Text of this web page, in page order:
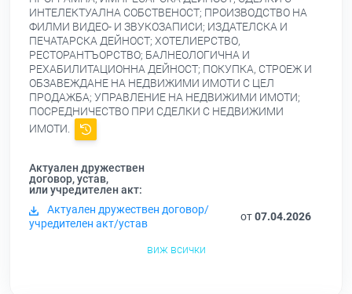
ИНТЕЛЕКТУАЛНА СОБСТВЕНОСТ; ПРОИЗВОДСТВО НА
ФИЛМИ ВИДЕО- И ЗВУКОЗАПИСИ; ИЗДАТЕЛСКА И
ПЕЧАТАРСКА ДЕЙНОСТ; ХОТЕЛИЕРСТВО,
РЕСТОРАНТЪОРСТВО; БАЛНЕОЛОГИЧНА И
РЕХАБИЛИТАЦИОННА ДЕЙНОСТ; ПОКУПКА, СТРОЕЖ И
ОБЗАВЕЖДАНЕ НА НЕДВИЖИМИ ИМОТИ С ЦЕЛ
ПРОДАЖБА; УПРАВЛЕНИЕ НА НЕДВИЖИМИ ИМОТИ;
ПОСРЕДНИЧЕСТВО ПРИ СДЕЛКИ С НЕДВИЖИМИ
ИМОТИ.
Актуален дружествен
договор, устав,
или учредителен акт:
Актуален дружествен договор/
учредителен акт/устав
от07.04.2026
виж всички